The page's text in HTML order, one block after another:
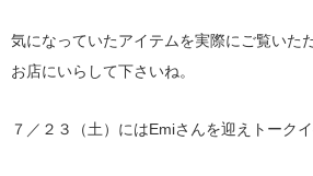
気になっていたアイテムを実際にご覧いた
お店にいらして下さいね。
７／２３（土）にはEmiさんを迎えトーク